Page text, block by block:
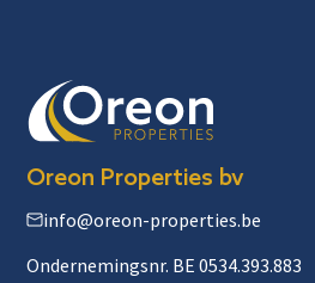
Oreon Properties bv
info@oreon-properties.be
Ondernemingsnr. BE 0534.393.883